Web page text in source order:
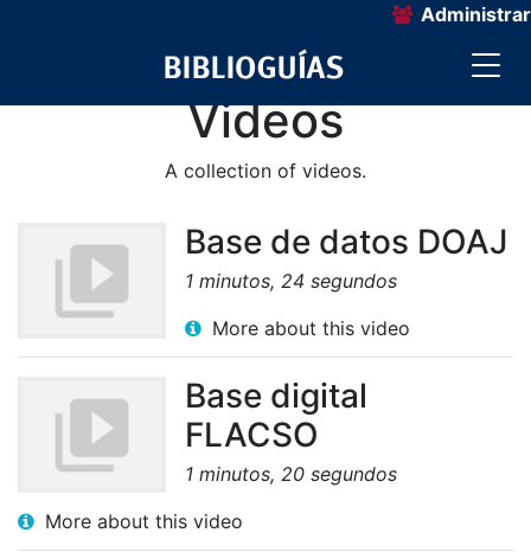
Administrar
Videos
A collection of videos.
Base de datos DOAJ
1 minutos, 24 segundos
More about this video
Base digital
FLACSO
1 minutos, 20 segundos
More about this video